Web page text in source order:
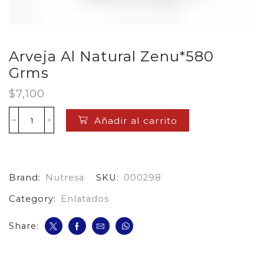
Arveja Al Natural Zenu*580
Grms
$7,100
Arveja
Al
cantidad
Añadir al carrito
Brand: Nutresa SKU:
000298
Category:
Enlatados
Share: